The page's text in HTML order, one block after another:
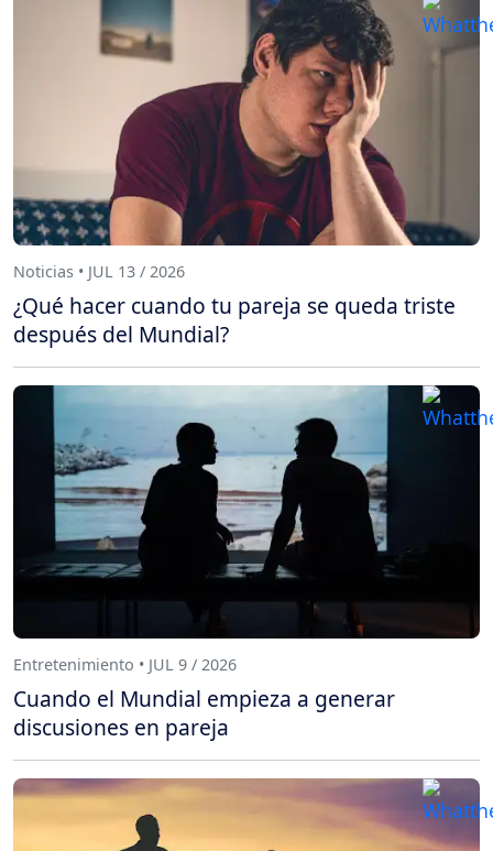
Noticias • JUL 13 / 2026
¿Qué hacer cuando tu pareja se queda triste
después del Mundial?
Entretenimiento • JUL 9 / 2026
Cuando el Mundial empieza a generar
discusiones en pareja